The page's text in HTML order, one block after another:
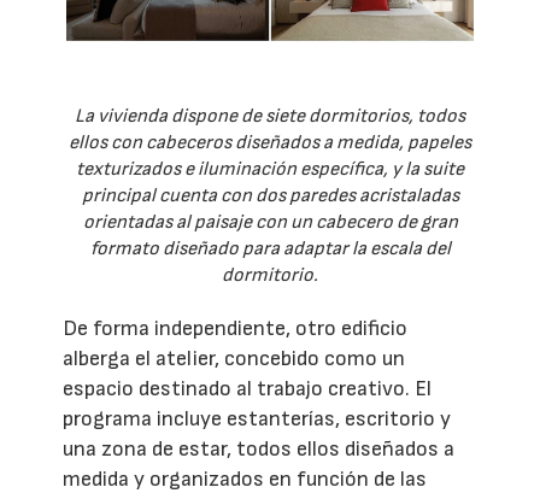
La vivienda dispone de siete dormitorios, todos
ellos con cabeceros diseñados a medida, papeles
texturizados e iluminación específica, y la suite
principal cuenta con dos paredes acristaladas
orientadas al paisaje con un cabecero de gran
formato diseñado para adaptar la escala del
dormitorio.
De forma independiente, otro edificio
alberga el atelier, concebido como un
espacio destinado al trabajo creativo. El
programa incluye estanterías, escritorio y
una zona de estar, todos ellos diseñados a
medida y organizados en función de las